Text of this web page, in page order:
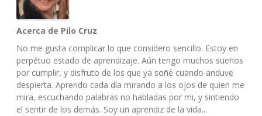
Acerca de Pilo Cruz
No me gusta complicar lo que considero sencillo. Estoy en
perpétuo estado de aprendizaje. Aún tengo muchos sueños
por cumplir, y disfruto de los que ya soñé cuando anduve
despierta. Aprendo cada día mirando a los ojos de quien me
mira, escuchando palabras no habladas por mi, y sintiendo
el sentir de los demás. Soy un aprendiz de la vida...